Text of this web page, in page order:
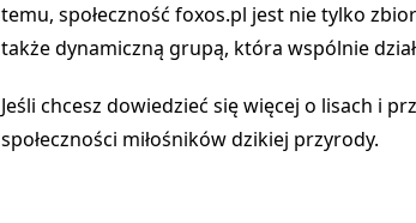
temu, społeczność foxos.pl jest nie tylko
także dynamiczną grupą, która wspólnie
Jeśli chcesz dowiedzieć się więcej o lisach i
społeczności miłośników dzikiej przyrody.